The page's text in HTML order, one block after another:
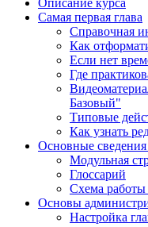
Описание курса
Самая первая глава
Справочная
Как
Если нет
Где
Базовый"
Типовые
Как узнать
Основные сведения
Модульная
Глоссарий
Схема работы
Основы
Настройка